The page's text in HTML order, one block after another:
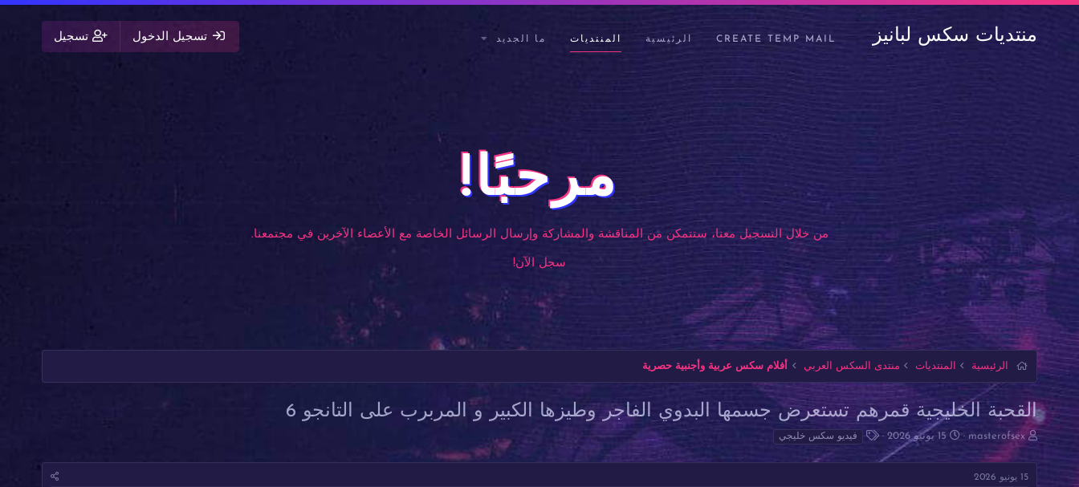
منتديات سكس لبانيز CREATE TEMP MAIL الرئيسية المنتديات ما الجديد تسجيل الدخول تسجيل
مرحبًا!
من خلال التسجيل معنا، ستتمكن من المناقشة والمشاركة وإرسال الرسائل الخاصة مع الأعضاء الآخرين في مجتمعنا.
سجل الآن!
الرئيسية المنتديات منتدى السكس العربي أفلام سكس عربية وأجنبية حصرية
القحبة الخليجية قمرهم تستعرض جسمها البدوي الفاجر وطيزها الكبير و المربرب على التانجو 6
ب
ا
ئ
masterofsex
ت
ر
15 يونيو 2026 فيديو سكس خليجي
15 يونيو 2026